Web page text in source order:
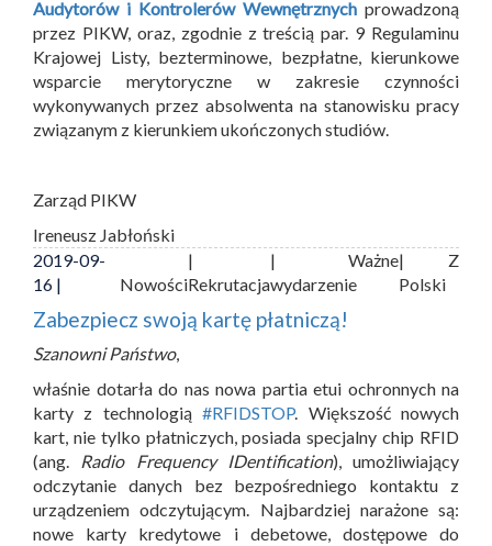
Audytorów i Kontrolerów Wewnętrznych prowadzoną
przez PIKW, oraz, zgodnie z treścią par. 9 Regulaminu
Krajowej Listy, bezterminowe, bezpłatne, kierunkowe
wsparcie merytoryczne w zakresie czynności
wykonywanych przez absolwenta na stanowisku pracy
związanym z kierunkiem ukończonych studiów.
Zarząd PIKW
Ireneusz Jabłoński
2019-09-
16 |
Nowości
|
Rekrutacja
| Ważne
wydarzenie
| Z
Polski
Zabezpiecz swoją kartę płatniczą!
Szanowni Państwo,
właśnie dotarła do nas nowa partia etui ochronnych na
karty z technologią#RFIDSTOP. Większość nowych
kart, nie tylko płatniczych, posiada specjalny chip RFID
(ang. Radio Frequency IDentification), umożliwiający
odczytanie danych bez bezpośredniego kontaktu z
urządzeniem odczytującym. Najbardziej narażone są:
nowe karty kredytowe i debetowe, dostępowe do